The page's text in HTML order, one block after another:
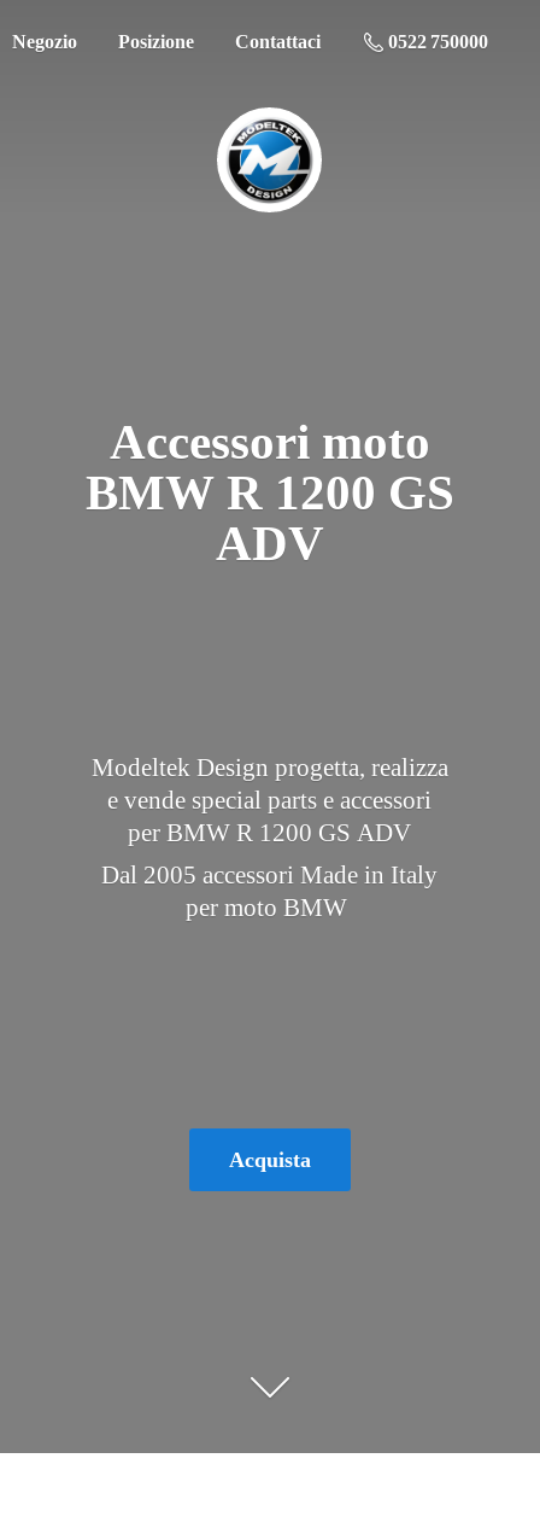
Negozio Posizione Contattaci 0522 750000
Accessori moto
BMW R 1200 GS
ADV
Modeltek Design progetta, realizza
e vende special parts e accessori
per BMW R 1200 GS ADV
Dal 2005 accessori Made in Italy
permoto BMW
Acquista